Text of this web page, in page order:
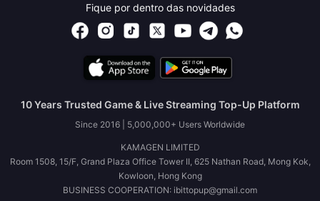
Fique por dentro das novidades
10 Years Trusted Game & Live Streaming Top-Up Platform
Since 2016 | 5,000,000+ Users Worldwide
KAMAGEN LIMITED
Room 1508, 15/F, Grand Plaza Office Tower II, 625 Nathan Road, Mong Kok,
Kowloon, Hong Kong
BUSINESS COOPERATION: ibittopup@gmail.com